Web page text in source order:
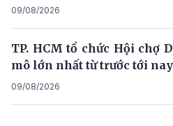
09/08/2026
TP. HCM tổ chức Hội chợ
mô lớn nhất từ trước tới nay
09/08/2026